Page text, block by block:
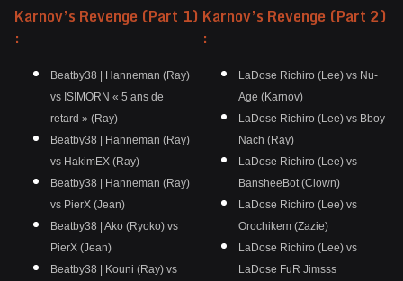
Karnov’s Revenge (Part 1)
:
Beatby38 | Hanneman (Ray)
vs ISIMORN « 5 ans de
retard » (Ray)
Beatby38 | Hanneman (Ray)
vs HakimEX (Ray)
Beatby38 | Hanneman (Ray)
vs PierX (Jean)
Beatby38 | Ako (Ryoko) vs
PierX (Jean)
Beatby38 | Kouni (Ray) vs
Karnov’s Revenge (Part 2)
:
LaDose Richiro (Lee) vs Nu-
Age (Karnov)
LaDose Richiro (Lee) vs Bboy
Nach (Ray)
LaDose Richiro (Lee) vs
BansheeBot (Clown)
LaDose Richiro (Lee) vs
Orochikem (Zazie)
LaDose Richiro (Lee) vs
LaDose FuR Jimsss